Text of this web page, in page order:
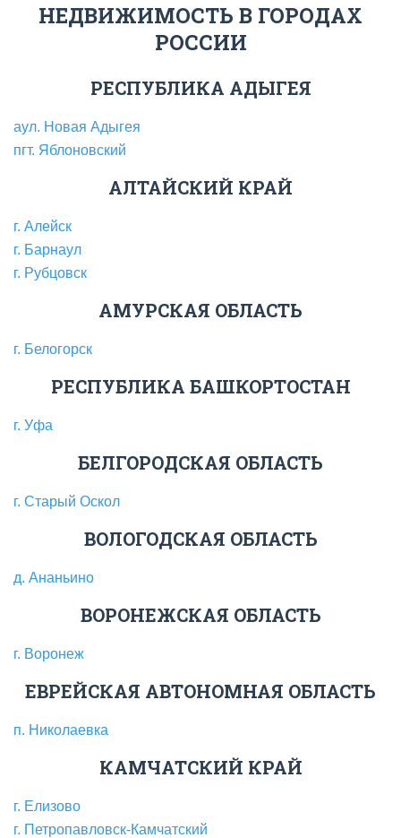
НЕДВИЖИМОСТЬ В ГОРОДАХ
РОССИИ
РЕСПУБЛИКА АДЫГЕЯ
аул. Новая Адыгея
пгт. Яблоновский
АЛТАЙСКИЙ КРАЙ
г. Алейск
г. Барнаул
г. Рубцовск
АМУРСКАЯ ОБЛАСТЬ
г. Белогорск
РЕСПУБЛИКА БАШКОРТОСТАН
г. Уфа
БЕЛГОРОДСКАЯ ОБЛАСТЬ
г. Старый Оскол
ВОЛОГОДСКАЯ ОБЛАСТЬ
д. Ананьино
ВОРОНЕЖСКАЯ ОБЛАСТЬ
г. Воронеж
ЕВРЕЙСКАЯ АВТОНОМНАЯ ОБЛАСТЬ
п. Николаевка
КАМЧАТСКИЙ КРАЙ
г. Елизово
г. Петропавловск-Камчатский